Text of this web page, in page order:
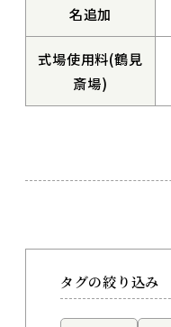
名追加
式場使用料(鶴見
斎場)
タグの絞り込み